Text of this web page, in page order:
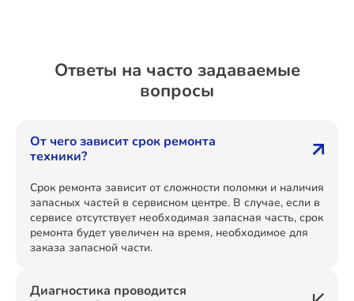
Ответы на часто задаваемые
вопросы
От чего зависит срок ремонта
техники?
Срок ремонта зависит от сложности поломки и наличия
запасных частей в сервисном центре. В случае, если в
сервисе отсутствует необходимая запасная часть, срок
ремонта будет увеличен на время, необходимое для
заказа запасной части.
Диагностика проводится